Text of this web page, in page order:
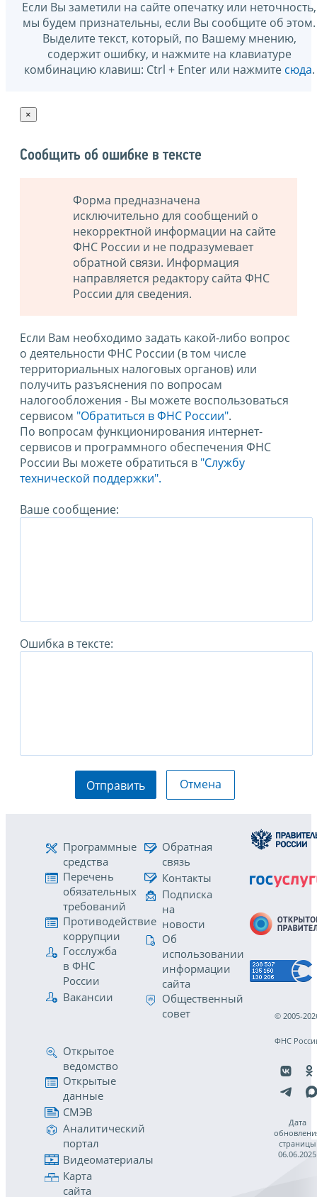
Если Вы заметили на сайте опечатку или неточность,
мы будем признательны, если Вы сообщите об этом.
Выделите текст, который, по Вашему мнению,
содержит ошибку, и нажмите на клавиатуре
комбинацию клавиш: Ctrl + Enter или нажмите сюда.
×
Сообщить об ошибке в тексте
Форма предназначена
исключительно для сообщений о
некорректной информации на сайте
ФНС России и не подразумевает
обратной связи. Информация
направляется редактору сайта ФНС
России для сведения.
Если Вам необходимо задать какой-либо вопрос
о деятельности ФНС России (в том числе
территориальных налоговых органов) или
получить разъяснения по вопросам
налогообложения - Вы можете воспользоваться
сервисом "Обратиться в ФНС России".
По вопросам функционирования интернет-
сервисов и программного обеспечения ФНС
России Вы можете обратиться в "Службу
технической поддержки".
Ваше сообщение:
Ошибка в тексте:
Отправить Отмена
Программные
средства
Перечень
обязательных
требований
Противодействие
коррупции
Госслужба
в ФНС
России
Вакансии
Обратная
связь
Контакты
Подписка
на
новости
Об
использовании
информации
сайта
Общественный
совет
Открытое
ведомство
Открытые
данные
СМЭВ
Аналитический
портал
Видеоматериалы
Карта
сайта
© 2005-
ФНС
Дата
страницы
06.06.2025